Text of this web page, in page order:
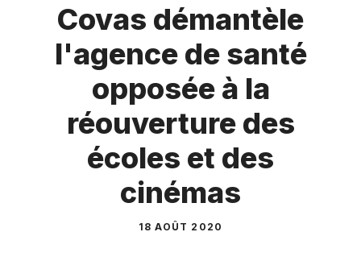
Covas démantèle
l'agence de santé
opposée à la
réouverture des
écoles et des
cinémas
18 AOÛT 2020